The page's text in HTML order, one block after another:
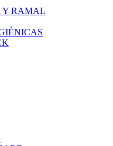
Y RAMAL